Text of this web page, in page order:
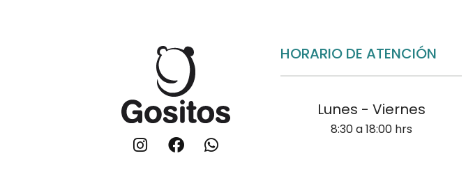
HORARIO DE ATENCIÓN
Lunes - Viernes
8:30 a 18:00 hrs